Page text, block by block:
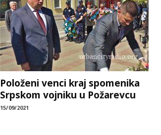
Položeni venci kraj spomenika
Srpskom vojniku u Požarevcu
15/09/2021